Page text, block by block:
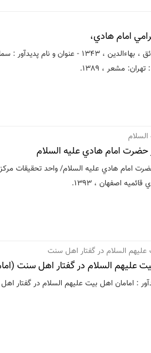
امام هادي،
قهرماني نژاد شائق ، بهاءالدين ،
مشعر ‫، 1389.
حضرت امام هادي عليه السلام/ واحد تحقيقات
اصفهان ، 1393.
عليهم السلام در گفتار اهل سنت
عليهم السلام در گفتار اهل سنت
: امامان اهل بيت عليهم السلام در گفتار